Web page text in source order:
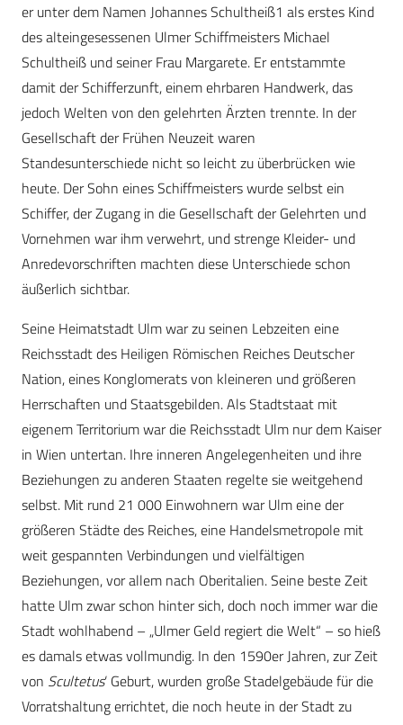
er unter dem Namen Johannes Schultheiß1 als erstes Kind
des alteingesessenen Ulmer Schiffmeisters Michael
Schultheiß und seiner Frau Margarete. Er entstammte
damit der Schifferzunft, einem ehrbaren Handwerk, das
jedoch Welten von den gelehrten Ärzten trennte. In der
Gesellschaft der Frühen Neuzeit waren
Standesunterschiede nicht so leicht zu überbrücken wie
heute. Der Sohn eines Schiffmeisters wurde selbst ein
Schiffer, der Zugang in die Gesellschaft der Gelehrten und
Vornehmen war ihm verwehrt, und strenge Kleider- und
Anredevorschriften machten diese Unterschiede schon
äußerlich sichtbar.
Seine Heimatstadt Ulm war zu seinen Lebzeiten eine
Reichsstadt des Heiligen Römischen Reiches Deutscher
Nation, eines Konglomerats von kleineren und größeren
Herrschaften und Staatsgebilden. Als Stadtstaat mit
eigenem Territorium war die Reichsstadt Ulm nur dem Kaiser
in Wien untertan. Ihre inneren Angelegenheiten und ihre
Beziehungen zu anderen Staaten regelte sie weitgehend
selbst. Mit rund 21 000 Einwohnern war Ulm eine der
größeren Städte des Reiches, eine Handelsmetropole mit
weit gespannten Verbindungen und vielfältigen
Beziehungen, vor allem nach Oberitalien. Seine beste Zeit
hatte Ulm zwar schon hinter sich, doch noch immer war die
Stadt wohlhabend – „Ulmer Geld regiert die Welt“ – so hieß
es damals etwas vollmundig. In den 1590er Jahren, zur Zeit
von Scultetus‘ Geburt, wurden große Stadelgebäude für die
Vorratshaltung errichtet, die noch heute in der Stadt zu